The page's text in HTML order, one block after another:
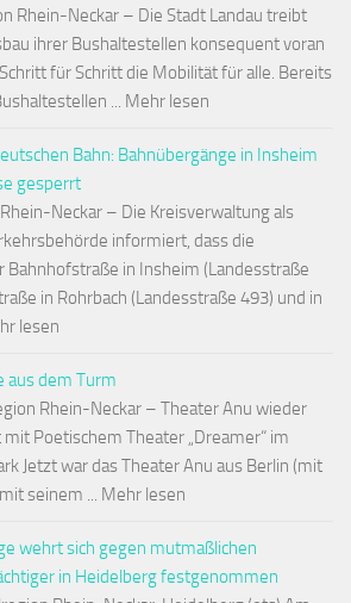
Rhein-Neckar – Die Stadt Landau treibt
ihrer Bushaltestellen konsequent voran
für Schritt die Mobilität für alle. Bereits
... Mehr lesen
Bahn: Bahnübergänge in Insheim
gesperrt
Neckar – Die Kreisverwaltung als
informiert, dass die
Bahnhofstraße in Insheim (Landesstraße
in Rohrbach (Landesstraße 493) und in
lesen
aus dem Turm
Rhein-Neckar – Theater Anu wieder
Poetischem Theater „Dreamer“ im
Jetzt war das Theater Anu aus Berlin (mit
seinem ... Mehr lesen
wehrt sich gegen mutmaßlichen
in Heidelberg festgenommen